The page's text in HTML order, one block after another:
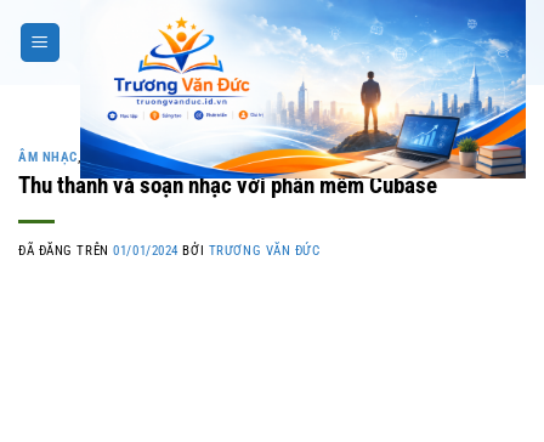
ÂM NHẠC, ĐỌC SÁCH
Thu thanh và soạn nhạc với phần mềm Cubase
ĐÃ ĐĂNG TRÊN01/01/2024 BỞI TRƯƠNG VĂN ĐỨC